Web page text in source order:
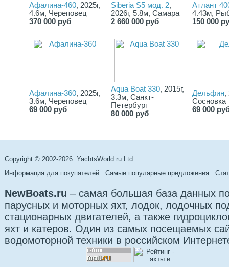
Афалина-460, 2025г,
4.6м, Череповец
370 000 руб
Siberia S5 мод. 2,
2026г, 5.8м, Самара
2 660 000 руб
Атлант
4.43м,
150 000
Афалина-360, 2025г,
3.6м, Череповец
69 000 руб
Aqua Boat 330, 2015г,
3.3м, Санкт-
Петербург
80 000 руб
Дельфин,
Сосновка
69 000
Copyright © 2002-2026. YachtsWorld.ru Ltd.
Информация для покупателей
Самые популярные предложения
NewBoats.ru – самая большая база данных
парусных и моторных яхт, лодок, лодочных
стационарных двигателей, а также
яхт и катеров. Один из самых посещаемых
водомоторной техники в российском